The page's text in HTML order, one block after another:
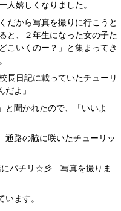
人嬉しくなりました。
だから写真を撮りに行こうと
と、２年生になった女の子た
こいくのー？」と集まってき
校長日記に載っていたチューリ
よ」
と聞かれたので、「いいよ
通路の脇に咲いたチューリッ
にパチリ☆彡 写真を撮りま
ます。